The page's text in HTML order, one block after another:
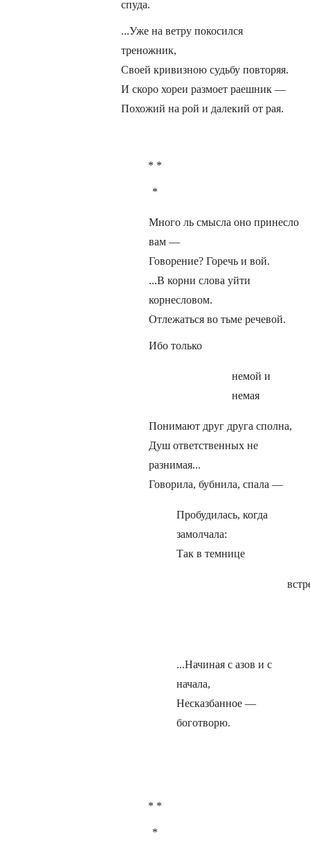
спуда.
...Уже на ветру покосился
треножник,
Своей кривизною судьбу повторяя.
И скоро хореи размоет раешник —
Похожий на рой и далекий от рая.
* *
*
Много ль смысла оно принесло
вам —
Говорение? Горечь и вой.
...В корни слова уйти
корнесловом.
Отлежаться во тьме речевой.
Ибо только
немой и
немая
Понимают друг друга сполна,
Душ ответственных не
разнимая...
Говорила, бубнила, спала —
Пробудилась, когда
замолчала:
Так в темнице
...Начиная с азов и с
начала,
Несказбанное —
боготворю.
* *
*